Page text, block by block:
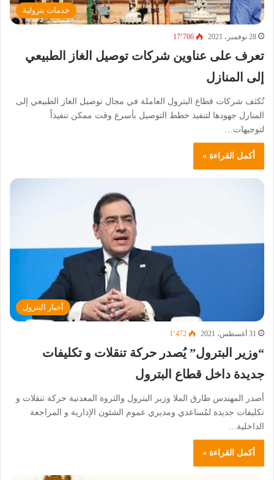
خدمات بترولية
28 نوفمبر، 2021 17٬706
تعرف على عناوين شركات توصيل الغاز الطبيعي
إلى المنازل
تُكثف شركات قطاع البترول العاملة في مجال توصيل الغاز الطبيعي إلى
المنازل جهودها لتنفيذ خطط التوصيل بأسرع وقت ممكن تنفيذاً
لتوجيهات…
أكمل القراءة »
أخبار البترول
31 أغسطس، 2021 1٬472
“وزير البترول” يُصدر حركة تنقلات و تكليفات
جديدة داخل قطاع البترول
أصدر المهندس طارق الملا وزير البترول والثروة المعدنية حركة تنقلات و
تكليفات جديدة لمُساعدي ومديري عموم الشئون الإدارية و المراجعة
الداخلية…
أكمل القراءة »